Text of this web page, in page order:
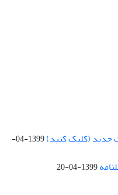
جدید (کلیک کنید)
1399-04-
1399-04-20